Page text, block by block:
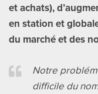
et achats),
en station et
du marché et des
Notre
difficile du